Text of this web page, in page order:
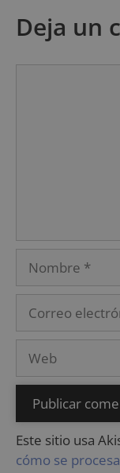
Deja un
Este sitio usa
cómo se